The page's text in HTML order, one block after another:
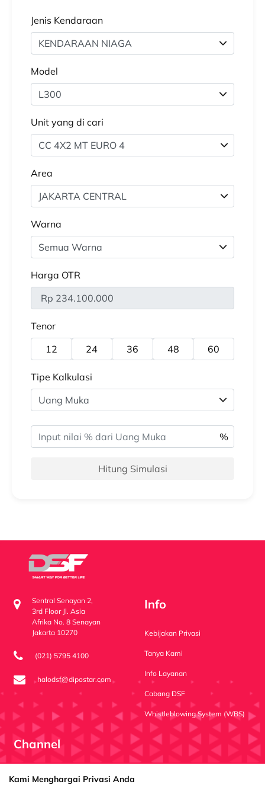
Jenis Kendaraan
Model
Unit yang di cari
CC 4X2 MT EURO 4
Area
JAKARTA CENTRAL
Warna
Harga OTR
Rp 234.100.000
Tenor
12
24 36 48 60
Tipe Kalkulasi
Hitung Simulasi
Kami Menghargai Privasi Anda
Sentral Senayan 2,
3rd Floor Jl. Asia
Afrika No. 8 Senayan
Jakarta 10270
(021) 5795 4100
halodsf@dipostar.com
Info
Kebijakan Privasi
Tanya Kami
Info Layanan
Cabang DSF
Whistleblowing System (WBS)
Channel